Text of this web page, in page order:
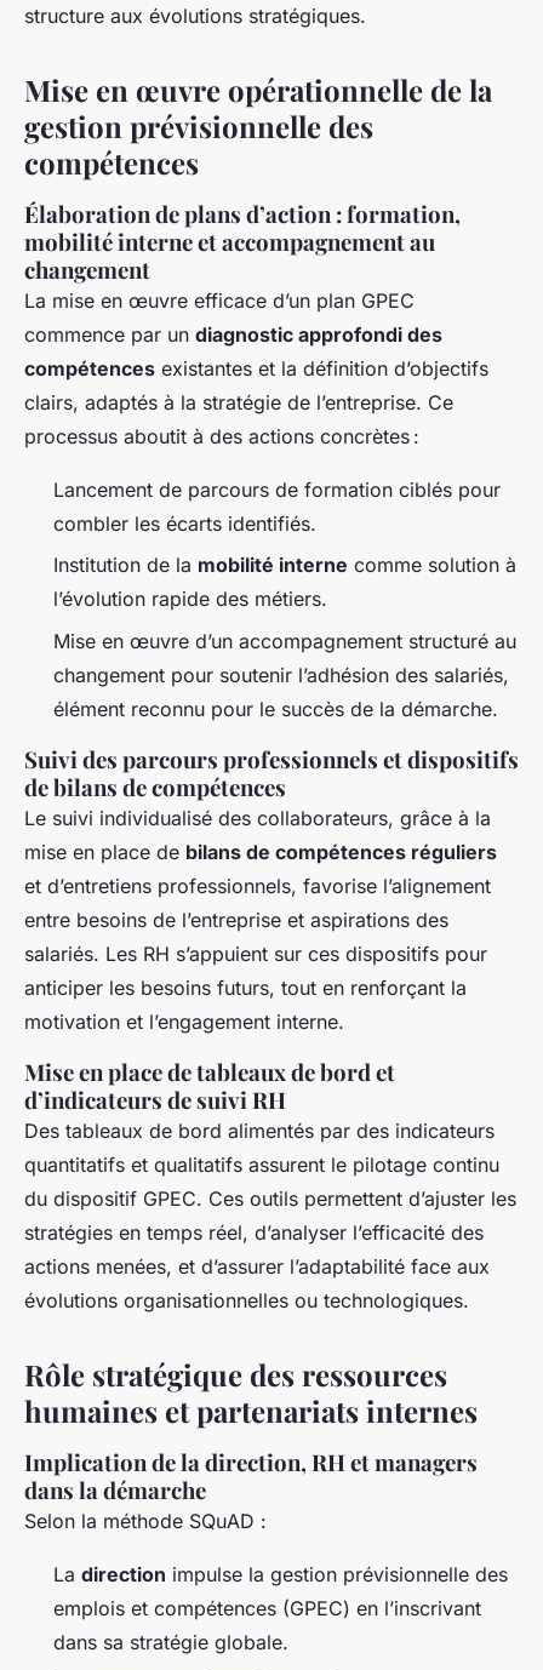
structure aux évolutions stratégiques.
Mise en œuvre opérationnelle de la
gestion prévisionnelle des
compétences
Élaboration de plans d’action : formation,
mobilité interne et accompagnement au
changement
La mise en œuvre efficace d’un plan GPEC
commence par un diagnostic approfondi des
compétences existantes et la définition d’objectifs
clairs, adaptés à la stratégie de l’entreprise. Ce
processus aboutit à des actions concrètes :
Lancement de parcours de formation ciblés pour
combler les écarts identifiés.
Institution de la mobilité interne comme solution à
l’évolution rapide des métiers.
Mise en œuvre d’un accompagnement structuré au
changement pour soutenir l’adhésion des salariés,
élément reconnu pour le succès de la démarche.
Suivi des parcours professionnels et dispositifs
de bilans de compétences
Le suivi individualisé des collaborateurs, grâce à la
mise en place de bilans de compétences réguliers
et d’entretiens professionnels, favorise l’alignement
entre besoins de l’entreprise et aspirations des
salariés. Les RH s’appuient sur ces dispositifs pour
anticiper les besoins futurs, tout en renforçant la
motivation et l’engagement interne.
Mise en place de tableaux de bord et
d’indicateurs de suivi RH
Des tableaux de bord alimentés par des indicateurs
quantitatifs et qualitatifs assurent le pilotage continu
du dispositif GPEC. Ces outils permettent d’ajuster les
stratégies en temps réel, d’analyser l’efficacité des
actions menées, et d’assurer l’adaptabilité face aux
évolutions organisationnelles ou technologiques.
Rôle stratégique des ressources
humaines et partenariats internes
Implication de la direction, RH et managers
dans la démarche
Selon la méthode SQuAD :
La direction impulse la gestion prévisionnelle des
emplois et compétences (GPEC) en l’inscrivant
dans sa stratégie globale.